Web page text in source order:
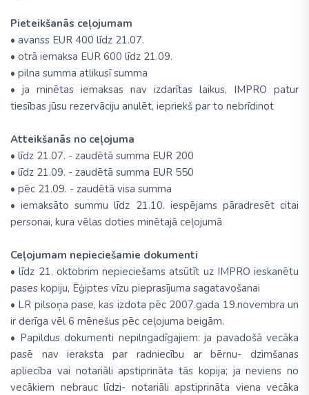
Pieteikšanās ceļojumam
• avanss EUR 400 līdz 21.07.
• otrā iemaksa EUR 600 līdz 21.09.
• pilna summa atlikusī summa
• ja minētas iemaksas nav izdarītas laikus, IMPRO patur
tiesības jūsu rezervāciju anulēt, iepriekš par to nebrīdinot
Atteikšanās no ceļojuma
• līdz 21.07. - zaudētā summa EUR 200
• līdz 21.09. - zaudētā summa EUR 550
• pēc 21.09. - zaudētā visa summa
• iemaksāto summu līdz 21.10. iespējams pāradresēt citai
personai, kura vēlas doties minētajā ceļojumā
Ceļojumam nepieciešamie dokumenti
• līdz 21. oktobrim nepieciešams atsūtīt uz IMPRO ieskanētu
pases kopiju, Ēģiptes vīzu pieprasījuma sagatavošanai
• LR pilsoņa pase, kas izdota pēc 2007.gada 19.novembra un
ir derīga vēl 6 mēnešus pēc ceļojuma beigām.
• Papildus dokumenti nepilngadīgajiem: ja pavadošā vecāka
pasē nav ieraksta par radniecību ar bērnu- dzimšanas
apliecība vai notariāli apstiprināta tās kopija; ja neviens no
vecākiem nebrauc līdzi- notariāli apstiprināta viena vecāka